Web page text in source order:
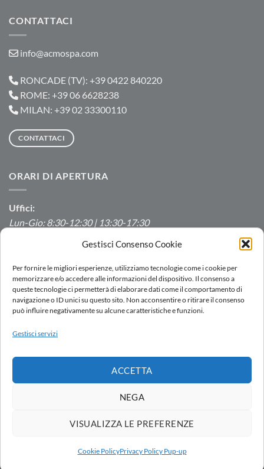
Gestisci Consenso Cookie
Per fornire le migliori esperienze, utilizziamo tecnologie come i cookie per
memorizzare e/o accedere alle informazioni del dispositivo. Il consenso a
queste tecnologie ci permetterà di elaborare dati come il comportamento di
navigazione o ID unici su questo sito. Non acconsentire o ritirare il consenso
può influire negativamente su alcune caratteristiche e funzioni.
Gestisci servizi
ACCETTA
NEGA
VISUALIZZA LE PREFERENZE
Cookie PolicyPrivacy Policy Pup-up
CONTATTACI
info@acmospa.com
RONCADE (TV): +39 0422 840220
ROME: +39 06 6628238
MILAN: +39 02 33300110
CONTATTACI
ORARI DI APERTURA
Uffici:
Lun-Gio: 8:30-12:30 | 13:30-17:30
Produzione/Magazzino:
Lun-Ven: 7:00-12:00 | 13:00-16:00
PORTALE SEGNALAZIONI
AC.MO S.r.l.| All Rights Reserved | P.IVA IT
by Ezenia.it
Italia Holding S.r.l.
Italia Holding S.r.l.